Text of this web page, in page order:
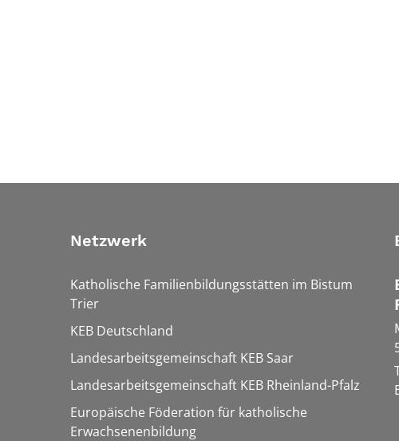
Netzwerk
Katholische Familienbildungsstätten im Bistum
Trier
KEB Deutschland
Landesarbeitsgemeinschaft KEB Saar
Landesarbeitsgemeinschaft KEB Rheinland-Pfalz
Europäische Föderation für katholische
Erwachsenenbildung